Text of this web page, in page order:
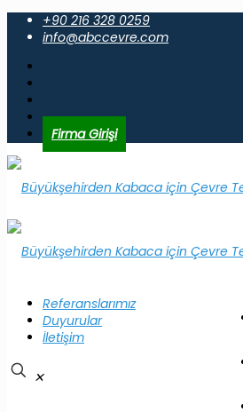
+90 216 328 0259
info@abccevre.com
Firma Girişi
Referanslarımız
Duyurular
İletişim
✕